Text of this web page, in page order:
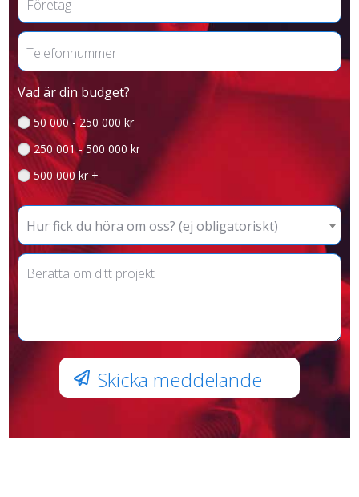
Vad är din budget?
50 000 - 250 000 kr
250 001 - 500 000 kr
500 000 kr +
Hur fick du höra om oss? (ej obligatoriskt)
Skicka meddelande